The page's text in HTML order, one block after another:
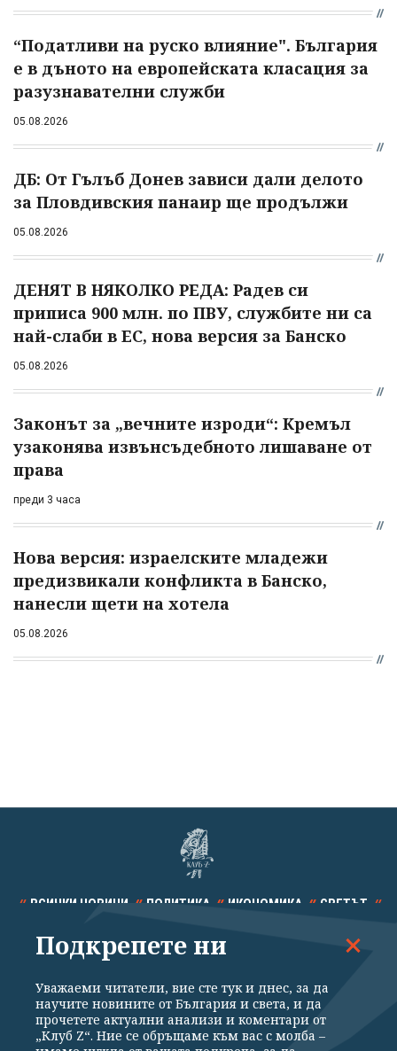
“Податливи на руско влияние". България
е в дъното на европейската класация за
разузнавателни служби
05.08.2026
ДБ: От Гълъб Донев зависи дали делото
за Пловдивския панаир ще продължи
05.08.2026
ДЕНЯТ В НЯКОЛКО РЕДА: Радев си
приписа 900 млн. по ПВУ, службите ни са
най-слаби в ЕС, нова версия за Банско
05.08.2026
Законът за „вечните изроди“: Кремъл
узаконява извънсъдебното лишаване от
права
преди 3 часа
Нова версия: израелските младежи
предизвикали конфликта в Банско,
нанесли щети на хотела
05.08.2026
ВСИЧКИ НОВИНИ ПОЛИТИКА ИКОНОМИКА СВЕТЪТ
СПОРТ КУЛТУРА ТЕХНОЛОГИИ КАЛЕЙДОСКОП
Подкрепете ни
Уважаеми читатели, вие сте тук и днес, за да
научите новините от България и света, и да
прочетете актуални анализи и коментари от
„Клуб Z“. Ние се обръщаме към вас с молба –